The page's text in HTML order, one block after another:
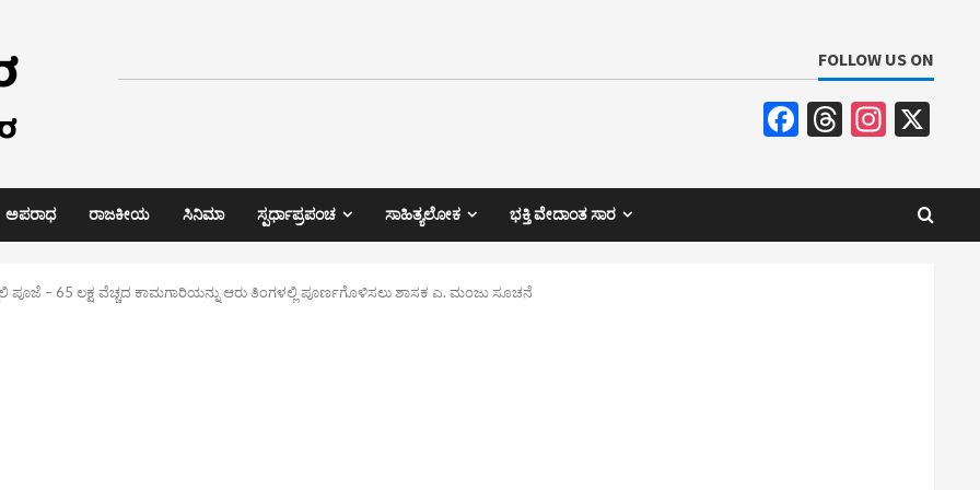
FOLLOW US ON
Facebook
Threads
ಅಪರಾಧ ರಾಜಕೀಯ ಸಿನಿಮಾ ಸ್ಪರ್ಧಾಪ್ರಪಂಚ ಸಾಹಿತ್ಯಲೋಕ ಭಕ್ತಿ ವೇದಾಂತ ಸಾರ
ಪೂಜೆ – 65 ಲಕ್ಷ ವೆಚ್ಚದ ಕಾಮಗಾರಿಯನ್ನು ಆರು ತಿಂಗಳಲ್ಲಿ ಪೂರ್ಣಗೊಳಿಸಲು ಶಾಸಕ ಎ. ಮಂಜು ಸೂಚನೆ